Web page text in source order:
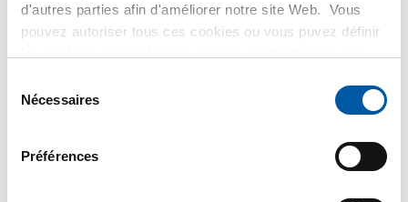
d'autres parties afin d'améliorer notre site Web. Vous
pouvez autoriser tous ces cookies ou vous puvez définir
plus d'informations sur les cookies que nous conservons
et les parties avec lesquelles nous travaillons dans notre
règlementici
Nécessaires
Préférences
Prix en euro par 1000 KG
2500-0450-2512508
Tôle inox 304/304L làf BA struct lin 2500x1250x0,80 1f
Fiberlaser 100Mu